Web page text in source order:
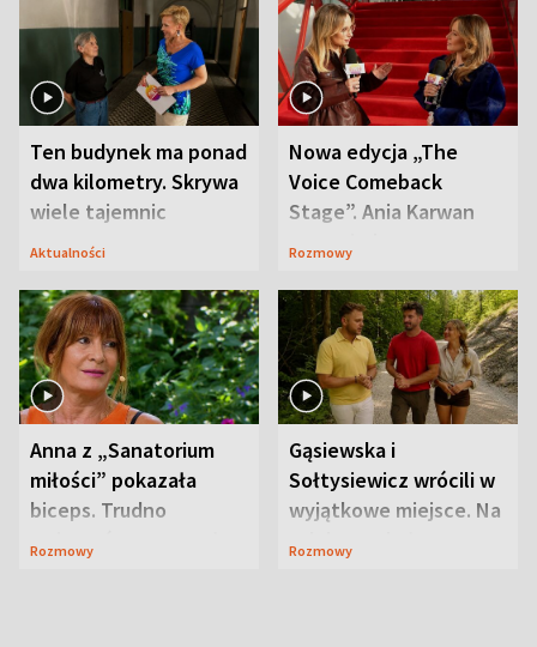
Ten budynek ma ponad
dwa kilometry. Skrywa
wiele tajemnic
Aktualności
Nowa edycja „The
Voice Comeback
Stage”. Ania Karwan
zapowiada
Rozmowy
Anna z „Sanatorium
miłości” pokazała
biceps. Trudno
uwierzyć, co przeszła
Rozmowy
Gąsiewska i
Sołtysiewicz wrócili w
wyjątkowe miejsce. Na
szlaku czekał
Rozmowy